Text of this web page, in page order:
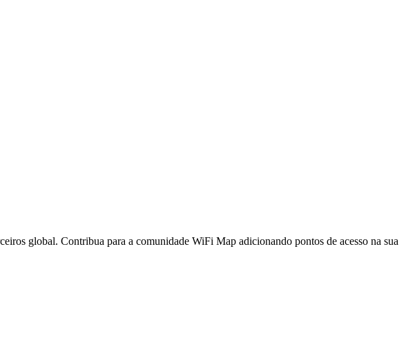
global. Contribua para a comunidade WiFi Map adicionando pontos de acesso na sua